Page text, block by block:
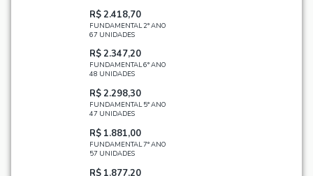
R$ 2.418,70
FUNDAMENTAL 2° ANO
67 UNIDADES
R$ 2.347,20
FUNDAMENTAL 6° ANO
48 UNIDADES
R$ 2.298,30
FUNDAMENTAL 5° ANO
47 UNIDADES
R$ 1.881,00
FUNDAMENTAL 7° ANO
57 UNIDADES
R$ 1.877,20